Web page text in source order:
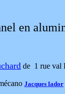
en
de 1 rue val
Jacques lador